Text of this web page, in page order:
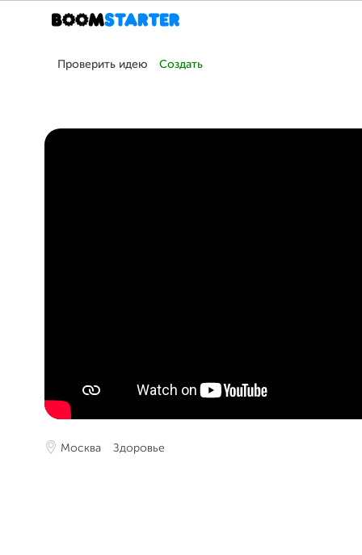
Проверить идею Создать
Москва Здоровье